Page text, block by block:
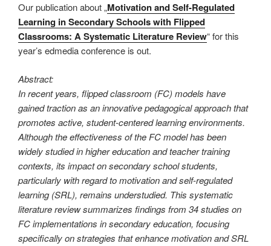
Our publication about „Motivation and Self-Regulated
Learning in Secondary Schools with Flipped
Classrooms: A Systematic Literature Review“ for this
year’s edmedia conference is out.
Abstract:
In recent years, flipped classroom (FC) models have
gained traction as an innovative pedagogical approach that
promotes active, student-centered learning environments.
Although the effectiveness of the FC model has been
widely studied in higher education and teacher training
contexts, its impact on secondary school students,
particularly with regard to motivation and self-regulated
learning (SRL), remains understudied. This systematic
literature review summarizes findings from 34 studies on
FC implementations in secondary education, focusing
specifically on strategies that enhance motivation and SRL